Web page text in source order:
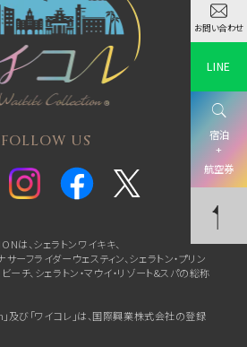
FOLLOW US
、シェラトンワイキキ、
サーフライダーウェスティン、シェラトン・プリン
ーチ、 シェラトン・マウイ・リゾート&スパの総称
び「ワイコレ」は、国際興業株式会社の登録
お問い合わせ
LINE
宿泊
+
航空券